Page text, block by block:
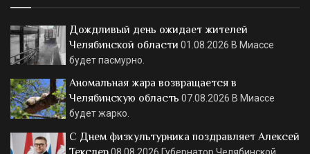
Дождливый день ожидает жителей
Челябинской области 01.08.2026 В Миассе
будет пасмурно.
Аномальная жара возвращается в
Челябинскую область 07.08.2026 В Миассе
будет жарко.
С Днем физкультурника поздравляет Алексей
08.08.2026 Губернатор Челябинской